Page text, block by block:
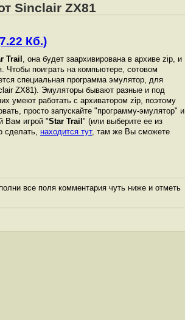
Sinclair ZX81
Кб.)
Trail , она будет заархивирована в архиве zip, и
Чтобы поиграть на компьютере, сотовом
специальная программа эмулятор, для
ZX81). Эмуляторы бывают разные и под
умеют работать с архиватором zip, поэтому
просто запускайте "программу-эмулятор" и
Вам игрой "Star Trail " (или выберите ее из
сделать, находится тут, там же Вы сможете
все поля комментария чуть ниже и отметь